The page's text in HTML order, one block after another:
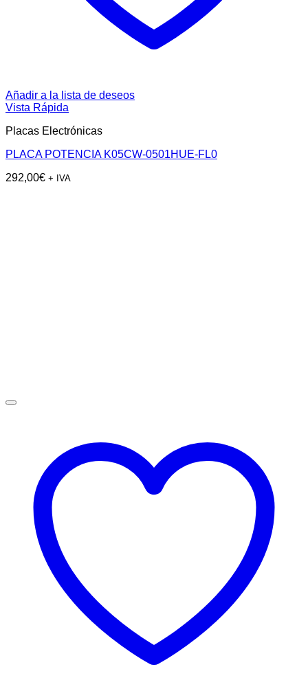
Añadir a la lista de deseos
Vista Rápida
Placas Electrónicas
PLACA POTENCIA K05CW-0501HUE-FL0
292,00€ + IVA